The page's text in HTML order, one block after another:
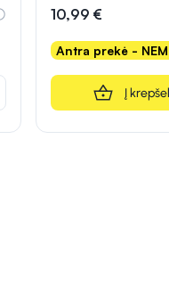
10,99 €
Antra prekė -
Į